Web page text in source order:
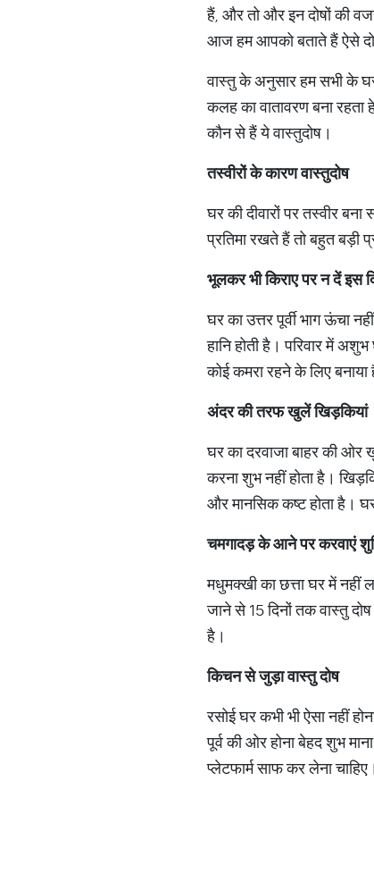
हैं, और तो और इन दोषों की
आज हम आपको बताते हैं ऐसे
वास्‍तु के अनुसार हम सभी के
कलह का वातावरण बना रहता
कौन से हैं ये वास्‍तुदोष।
तस्‍वीरों के कारण वास्‍तुदोष
घर की दीवारों पर तस्वीर
प्रतिमा रखते हैं तो बहुत बड़ी
भूलकर भी किराए पर न दें इस
घर का उत्तर पूर्वी भाग ऊंचा
हानि होती है। परिवार में
कोई कमरा रहने के लिए बनाया
अंदर की तरफ खुलें खिड़कियां
घर का दरवाजा बाहर की ओर
करना शुभ नहीं होता है।
और मानसिक कष्ट होता है।
चमगादड़ के आने पर करवाएं
मधुमक्खी का छत्ता घर में नहीं
जाने से 15 दिनों तक वास्तु
है।
किचन से जुड़ा वास्‍तु दोष
रसोई घर कभी भी ऐसा नहीं
पूर्व की ओर होना बेहद शुभ
प्लेटफार्म साफ कर लेना